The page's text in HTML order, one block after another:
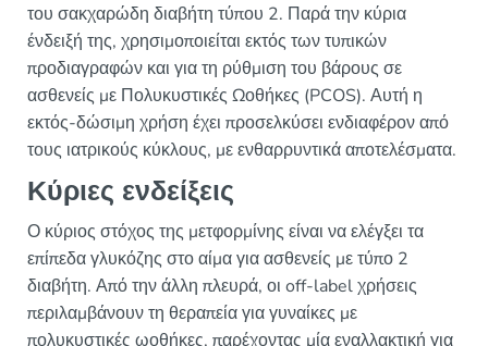
του σακχαρώδη διαβήτη τύπου 2. Παρά την κύρια
ένδειξή της, χρησιμοποιείται εκτός των τυπικών
προδιαγραφών και για τη ρύθμιση του βάρους σε
ασθενείς με Πολυκυστικές Ωοθήκες (PCOS). Αυτή η
εκτός-δώσιμη χρήση έχει προσελκύσει ενδιαφέρον από
τους ιατρικούς κύκλους, με ενθαρρυντικά αποτελέσματα.
Κύριες ενδείξεις
Ο κύριος στόχος της μετφορμίνης είναι να ελέγξει τα
επίπεδα γλυκόζης στο αίμα για ασθενείς με τύπο 2
διαβήτη. Από την άλλη πλευρά, οι off-label χρήσεις
περιλαμβάνουν τη θεραπεία για γυναίκες με
πολυκυστικές ωοθήκες, παρέχοντας μία εναλλακτική για